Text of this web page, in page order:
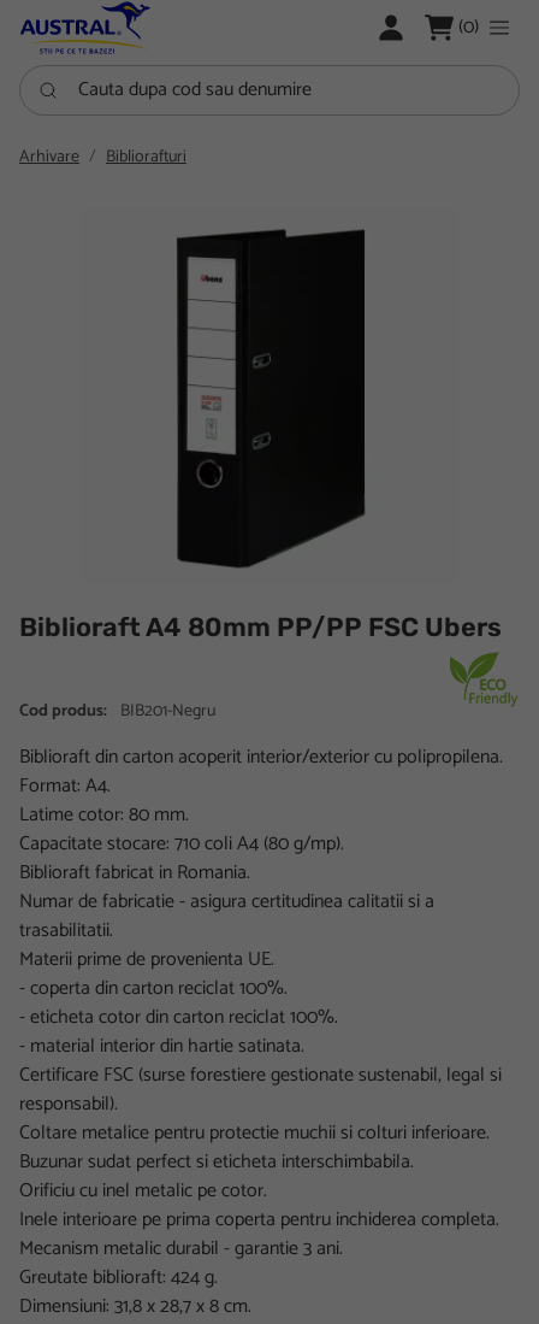
LOGARE (0)
Cauta dupa cod sau denumire
Arhivare Bibliorafturi
Biblioraft A4 80mm PP/PP FSC Ubers
Cod produs: BIB201-Negru
Biblioraft din carton acoperit interior/exterior cu polipropilena.
Format: A4.
Latime cotor: 80 mm.
Capacitate stocare: 710 coli A4 (80 g/mp).
Biblioraft fabricat in Romania.
Numar de fabricatie - asigura certitudinea calitatii si a
trasabilitatii.
Materii prime de provenienta UE.
- coperta din carton reciclat 100%.
- eticheta cotor din carton reciclat 100%.
- material interior din hartie satinata.
Certificare FSC (surse forestiere gestionate sustenabil, legal si
responsabil).
Coltare metalice pentru protectie muchii si colturi inferioare.
Buzunar sudat perfect si eticheta interschimbabila.
​Orificiu cu inel metalic pe cotor.
Inele interioare pe prima coperta pentru inchiderea completa.
Mecanism metalic durabil - garantie 3 ani.
Greutate biblioraft: 424 g.
Dimensiuni: 31,8 x 28,7 x 8 cm.